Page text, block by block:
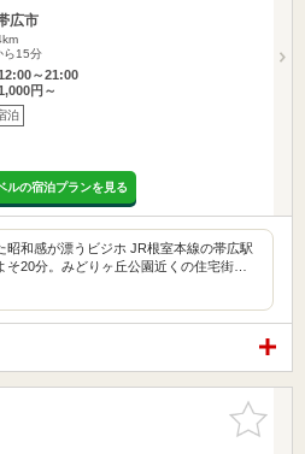
広市
ら15分
～21:00
円～
泊
ルの宿泊プランを見る
昭和感が漂うビジホ JR根室本線の帯広駅
そ20分。みどりヶ丘公園近くの住宅街…
お気に入
りに追加